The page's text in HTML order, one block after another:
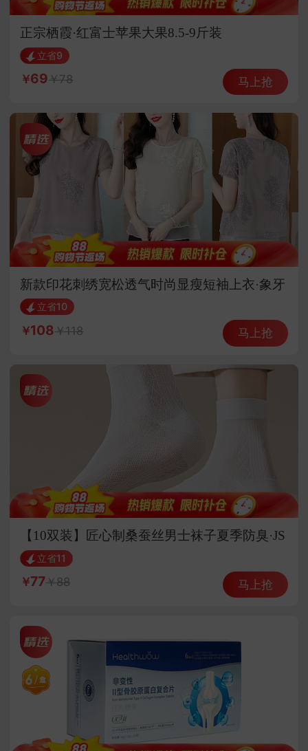
正宗栖霞·红富士苹果大果8.5-9斤装
立省9
69 78 马上抢
新款印花刺绣宽松透气时尚显瘦短袖上衣·象牙
白 立省10
108 118 马上抢
【10双装】匠心制桑蚕丝男士袜子夏季防臭·JS
ZZC-tb-817861122888浅灰
立省11
77 88 马上抢